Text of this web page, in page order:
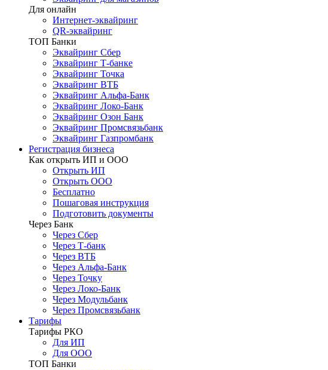
Для онлайн
Интернет-эквайринг
QR-эквайринг
ТОП Банки
Эквайринг Сбер
Эквайринг Т-банке
Эквайринг Точка
Эквайринг ВТБ
Эквайринг Альфа-Банк
Эквайринг Локо-Банк
Эквайринг Озон Банк
Эквайринг Промсвязьбанк
Эквайринг Газпромбанк
Регистрация бизнеса
Как открыть ИП и ООО
Открыть ИП
Открыть ООО
Бесплатно
Пошаговая инструкция
Подготовить документы
Через Банк
Через Сбер
Через Т-банк
Через ВТБ
Через Альфа-Банк
Через Точку
Через Локо-Банк
Через Модульбанк
Через Промсвязьбанк
Тарифы
Тарифы РКО
Для ИП
Для ООО
ТОП Банки